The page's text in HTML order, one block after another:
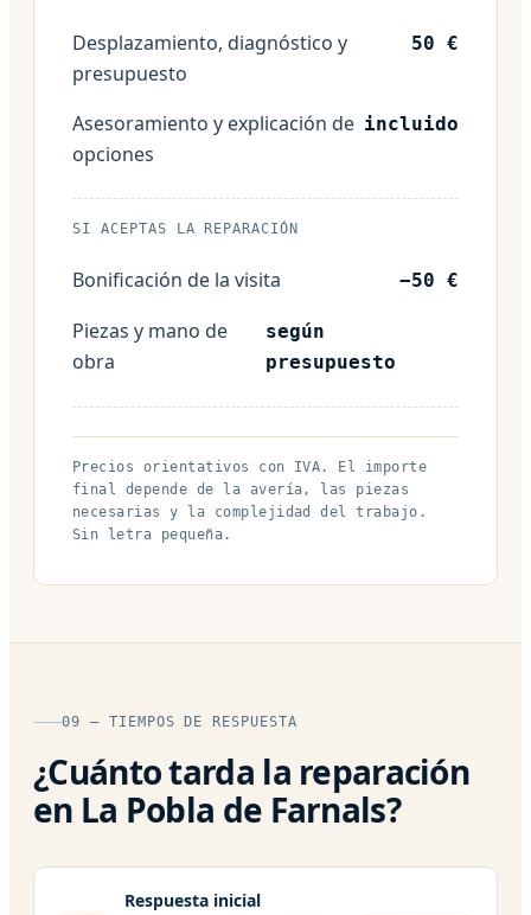
Desplazamiento, diagnóstico y
presupuesto
50 €
Asesoramiento y explicación de
opciones
incluido
SI ACEPTAS LA REPARACIÓN
Bonificación de la visita −50 €
Piezas y mano de
obra
según
presupuesto
Precios orientativos con IVA. El importe
final depende de la avería, las piezas
necesarias y la complejidad del trabajo.
Sin letra pequeña.
09 — TIEMPOS DE RESPUESTA
¿Cuánto tarda la reparación
en La Pobla de Farnals?
Respuesta inicial